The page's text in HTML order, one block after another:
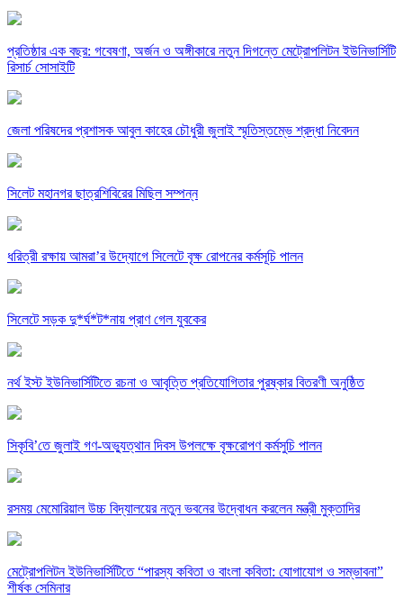
প্রতিষ্ঠার এক বছর: গবেষণা, অর্জন ও অঙ্গীকারে নতুন দিগন্তে মেট্রোপলিটন ইউনিভার্সিটি
রিসার্চ সোসাইটি
জেলা পরিষদের প্রশাসক আবুল কাহের চৌধুরী জুলাই স্মৃতিস্তম্ভে শ্রদ্ধা নিবেদন
সিলেট মহানগর ছাত্রশিবিরের মিছিল সম্পন্ন
ধরিত্রী রক্ষায় আমরা’র উদ্যোগে সিলেটে বৃক্ষ রোপনের কর্মসূচি পালন
সিলেটে সড়ক দু*র্ঘ*ট*নায় প্রাণ গেল যুবকের
নর্থ ইস্ট ইউনিভার্সিটিতে রচনা ও আবৃত্তি প্রতিযোগিতার পুরষ্কার বিতরণী অনুষ্ঠিত
সিকৃবি’তে জুলাই গণ-অভ্যুত্থান দিবস উপলক্ষে বৃক্ষরোপণ কর্মসুচি পালন
রসময় মেমোরিয়াল উচ্চ বিদ্যালয়ের নতুন ভবনের উদ্বোধন করলেন মন্ত্রী মুক্তাদির
মেট্রোপলিটন ইউনিভার্সিটিতে “পারস্য কবিতা ও বাংলা কবিতা: যোগাযোগ ও সম্ভাবনা”
শীর্ষক সেমিনার